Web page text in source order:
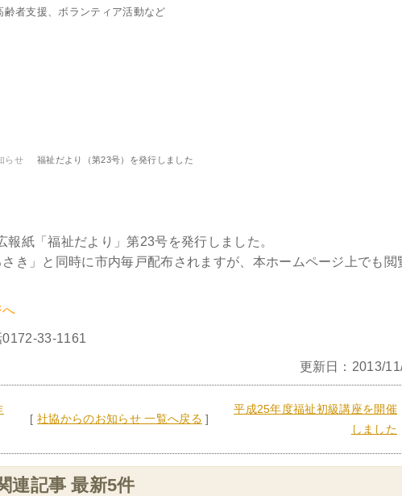
者支援、ボランティア活動など
らせ 福祉だより（第23号）を発行しました
紙「福祉だより」第23号を発行しました。
き」と同時に市内毎戸配布されますが、本ホームページ上でも閲
33-1161
更新日：2013/
[社協からのお知らせ 一覧へ戻る ]
平成25年度福祉初級講座を開催
しました
連記事 最新5件